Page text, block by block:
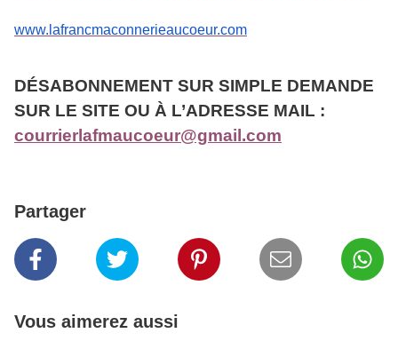
www.lafrancmaconnerieaucoeur.com
DÉSABONNEMENT SUR SIMPLE DEMANDE
SUR LE SITE OU À L’ADRESSE MAIL :
courrierlafmaucoeur@gmail.com
Partager
Vous aimerez aussi